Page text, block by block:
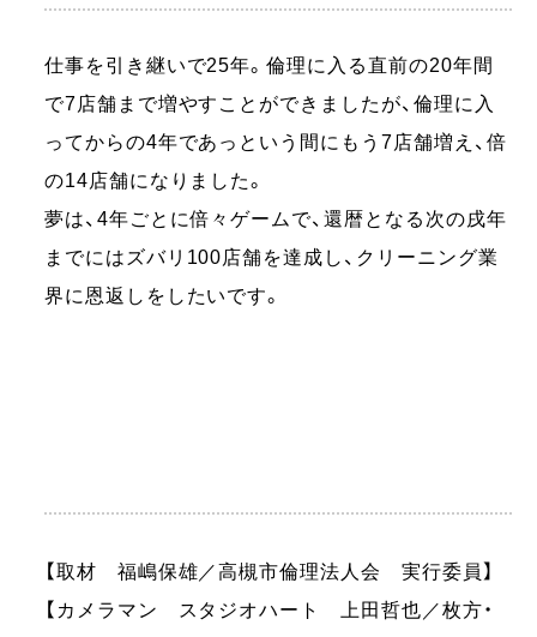
仕事を引き継いで25年。倫理に入る直前の20年間
で7店舗まで増やすことができましたが、倫理に入
ってからの4年であっという間にもう7店舗増え、倍
の14店舗になりました。
夢は、4年ごとに倍々ゲームで、還暦となる次の戌年
までにはズバリ100店舗を達成し、クリーニング業
界に恩返しをしたいです。
【取材 福嶋保雄／高槻市倫理法人会 実行委員】
【カメラマン スタジオハート 上田哲也／枚方・